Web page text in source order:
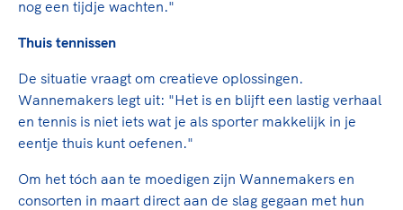
nog een tijdje wachten."
Thuis tennissen
De situatie vraagt om creatieve oplossingen.
Wannemakers legt uit: "Het is en blijft een lastig verhaal
en tennis is niet iets wat je als sporter makkelijk in je
eentje thuis kunt oefenen."
Om het tóch aan te moedigen zijn Wannemakers en
consorten in maart direct aan de slag gegaan met hun